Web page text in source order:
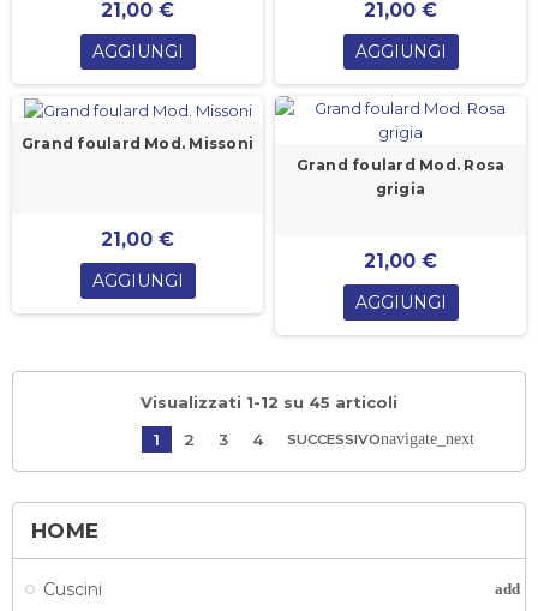
HOME
Cuscini add
21,00 €
AGGIUNGI
21,00 €
AGGIUNGI
Grand foulard Mod. Missoni
21,00 €
AGGIUNGI
Grand foulard Mod. Rosa
grigia
21,00 €
AGGIUNGI
Visualizzati 1-12 su 45 articoli
1
2 3 4 SUCCESSIVOnavigate_next